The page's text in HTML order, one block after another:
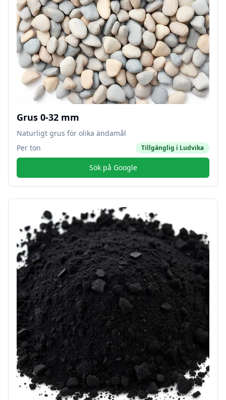
Grus 0-32 mm
Naturligt grus för olika ändamål
Per ton
Tillgänglig i Ludvika
Sök på Google